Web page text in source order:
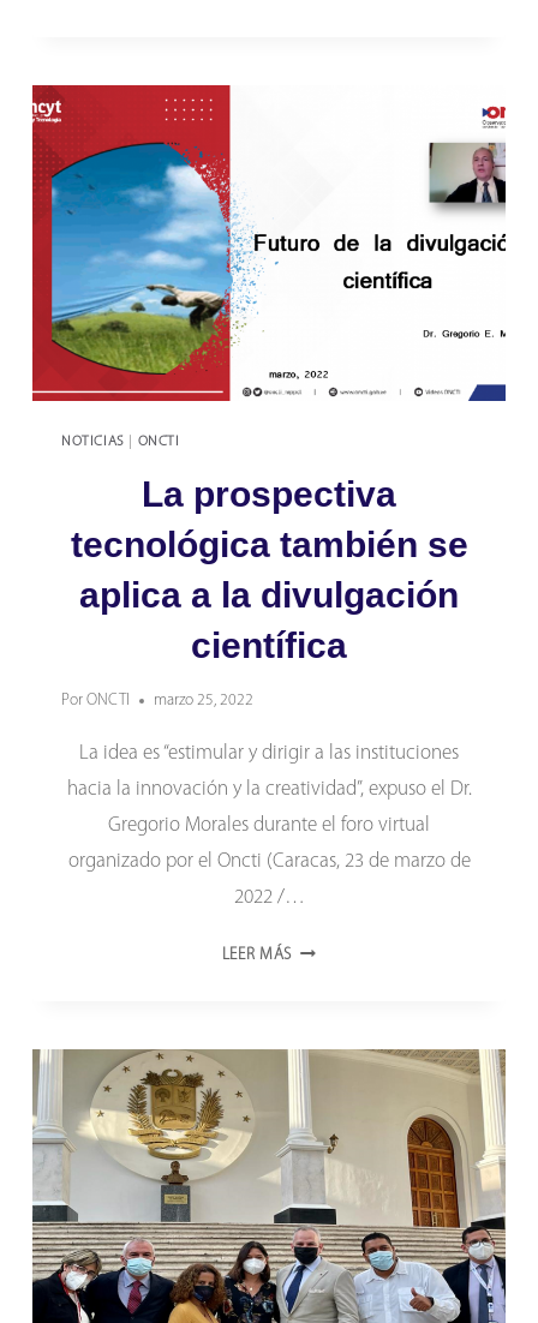
NOTICIAS ONCTI
La prospectiva
tecnológica también se
aplica a la divulgación
científica
Por ONCTI marzo 25, 2022
La idea es “estimular y dirigir a las instituciones
hacia la innovación y la creatividad”, expuso el Dr.
Gregorio Morales durante el foro virtual
organizado por el Oncti (Caracas, 23 de marzo de
2022 /…
LEER MÁS LA
SE
A
LA
CIENTÍFICA